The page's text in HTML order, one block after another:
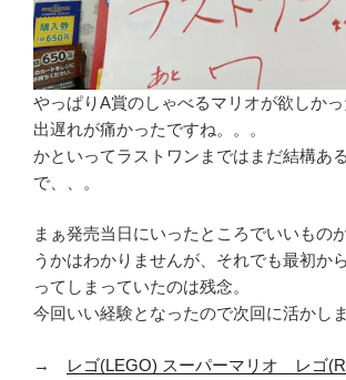
やっぱりA賞のしゃべるマリオが欲しかっ
出遅れが痛かったですね。。。
かといってラストワンまではまだ結構あ
で、、。
まぁ発売当日にいったところでいいもの
うかはわかりませんが、それでも最初か
ってしまっていたのは残念。
今回いい経験となったので次回に活かしま
→
レゴ(LEGO) スーパーマリオ レゴ